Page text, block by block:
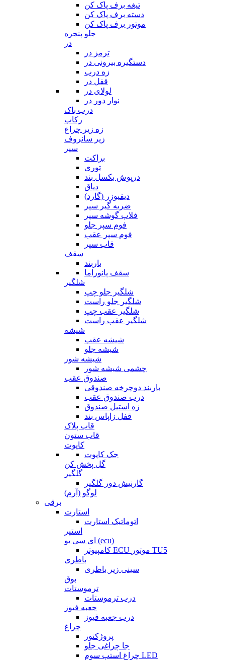
تیغه برف پاک کن
دسته برف پاک کن
موتور برف پاک کن
جلو پنجره
در
ترمز در
دستگیره بیرونی در
زه درب
قفل در
لولای در
نوار دور در
درب باک
رکاب
زه زیر چراغ
زیر سانروف
سپر
براکت
توری
درپوش بکسل بند
دیاق
دیفیوزر (گارد)
ضربه گیر سپر
فلاپ گوشه سپر
فوم سپر جلو
فوم سپر عقب
قاب سپر
سقف
باربند
سقف پانوراما
شلگیر
شلگیر جلو چپ
شلگیر جلو راست
شلگیر عقب چپ
شلگیر عقب راست
شیشه
شیشه عقب
شیشه جلو
شیشه شور
چشمی شیشه شور
صندوق عقب
باربند دوچرخه صندوقی
درب صندوق عقب
زه استیل صندوق
قفل زاپاس بند
قاب پلاک
قاب ستون
کاپوت
جک کاپوت
گل پخش کن
گلگیر
گارنیش دور گلگیر
لوگو (آرم)
برقی
استارت
اتوماتیک استارت
استپر
ای سی یو (ecu)
کامپیوتر ECU موتور TU5
باطری
سینی زیر باطری
بوق
ترموستات
درب ترموستات
جعبه فیوز
درب جعبه فیوز
چراغ
پروژکتور
جا چراغی جلو
چراغ استپ سوم LED